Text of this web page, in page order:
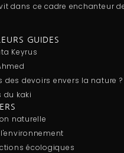
dans ce cadre enchanteur
GUIDES
Keyrus
des devoirs envers la nature ?
du kaki
naturelle
écologiques